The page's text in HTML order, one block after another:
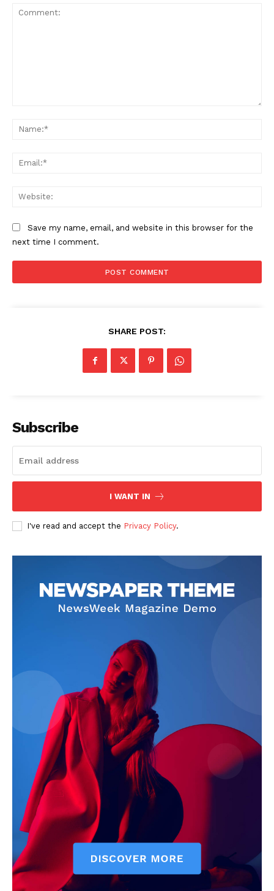
Save my name, email, and website in this browser for the
next time I comment.
SHARE POST:
Subscribe
I WANT IN
I've read and accept the Privacy Policy.